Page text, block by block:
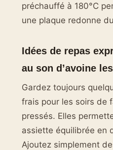
préchauffé à 180°C
une plaque redonne
Idées de repas
au son d’avoine
Gardez toujours
frais pour les soirs de
pressés. Elles
assiette équilibrée en
Ajoutez simplement